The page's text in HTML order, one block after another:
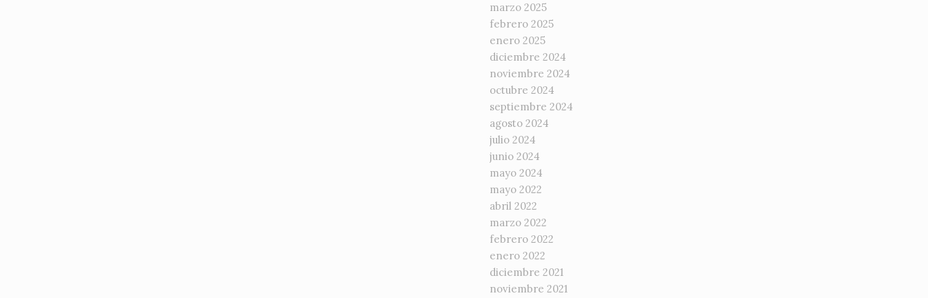
marzo 2025
febrero 2025
enero 2025
diciembre 2024
noviembre 2024
octubre 2024
septiembre 2024
agosto 2024
julio 2024
junio 2024
mayo 2024
mayo 2022
abril 2022
marzo 2022
febrero 2022
enero 2022
diciembre 2021
noviembre 2021